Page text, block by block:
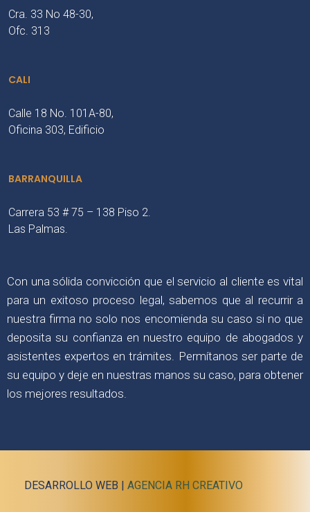
Cra. 33 No 48-30,
Ofc. 313
CALI
Calle 18 No. 101A-80,
Oficina 303, Edificio
BARRANQUILLA
Carrera 53 # 75 – 138 Piso 2.
Las Palmas.
Con una sólida convicción que el servicio al cliente es vital
para un exitoso proceso legal, sabemos que al recurrir a
nuestra firma no solo nos encomienda su caso si no que
deposita su confianza en nuestro equipo de abogados y
asistentes expertos en trámites. Permítanos ser parte de
su equipo y deje en nuestras manos su caso, para obtener
los mejores resultados.
DESARROLLO WEB | AGENCIA RH CREATIVO